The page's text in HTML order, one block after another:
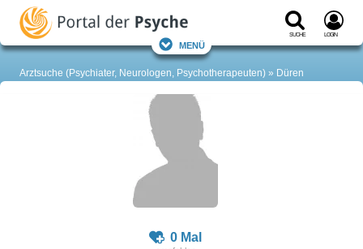
Suche Login
Menü
Arztsuche (Psychiater, Neurologen, Psychotherapeuten) Düren
0 Mal